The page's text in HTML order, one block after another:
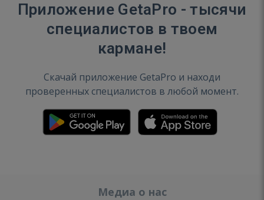
Приложение GetaPro - тысячи
специалистов в твоем
кармане!
Скачай приложение GetaPro и находи
проверенных специалистов в любой момент.
Медиа о нас